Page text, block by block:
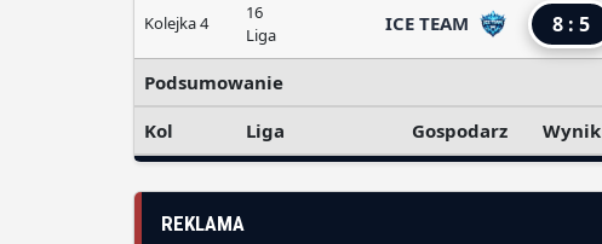
Kolejka 4
16
Liga
ICE TEAM 8 : 5
Podsumowanie
Kol
Liga Gospodarz Wynik
REKLAMA